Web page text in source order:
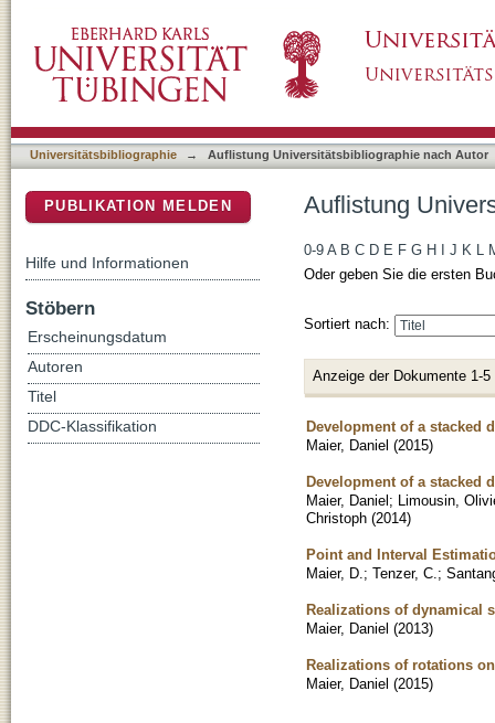
Universitätsbibliographie → Auflistung Universitätsbibliographie nach Autor
Auflistung
0-9 A B C D E F G H J K L
Oder geben Sie die ersten
Sortiert nach:
Anzeige der Dokumente 1-5
Development of a stacked
Maier, Daniel (2015)
Development of a stacked
Maier, Daniel; Limousin,
Christoph (2014)
Point and Interval
Maier, D. ; Tenzer, C. ;
Realizations of dynamical
Maier, Daniel (2013)
Realizations of rotations
Maier, Daniel (2015)
PUBLIKATION MELDEN
Hilfe und Informationen
Stöbern
Erscheinungsdatum
Autoren
Titel
DDC-Klassifikation